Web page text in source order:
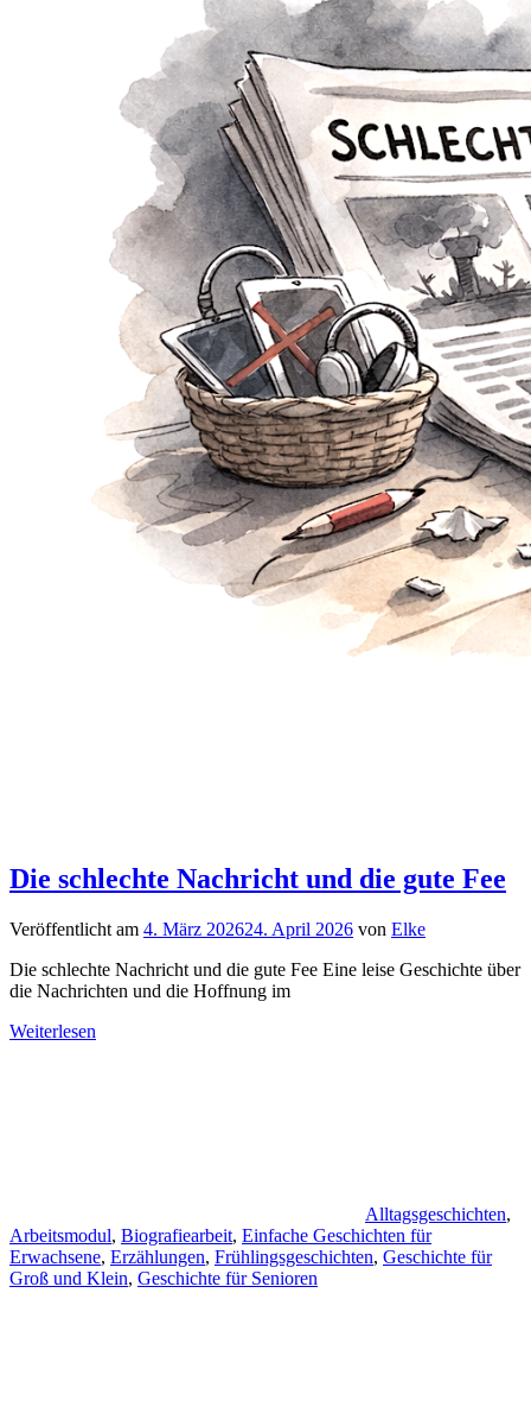
Die schlechte Nachricht und die gute Fee
Veröffentlicht am 4. März 202624. April 2026 von Elke
Die schlechte Nachricht und die gute Fee Eine leise Geschichte über
die Nachrichten und die Hoffnung im
Weiterlesen
Alltagsgeschichten,
Arbeitsmodul, Biografiearbeit, Einfache Geschichten für
Erwachsene, Erzählungen, Frühlingsgeschichten, Geschichte für
Groß und Klein, Geschichte für Senioren